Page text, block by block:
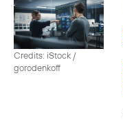
Credits: iStock /
gorodenkoff